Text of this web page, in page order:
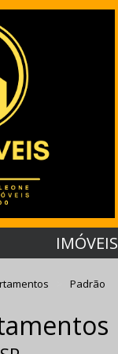
IMÓVEIS
Padrão